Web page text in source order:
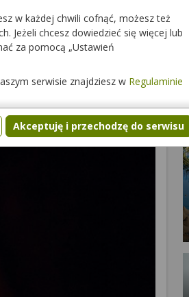
w każdej chwili cofnąć, możesz też
Jeżeli chcesz dowiedzieć się więcej lub
za pomocą „Ustawień
serwisie znajdziesz w Regulaminie
Akceptuję i przechodzę do serwisu